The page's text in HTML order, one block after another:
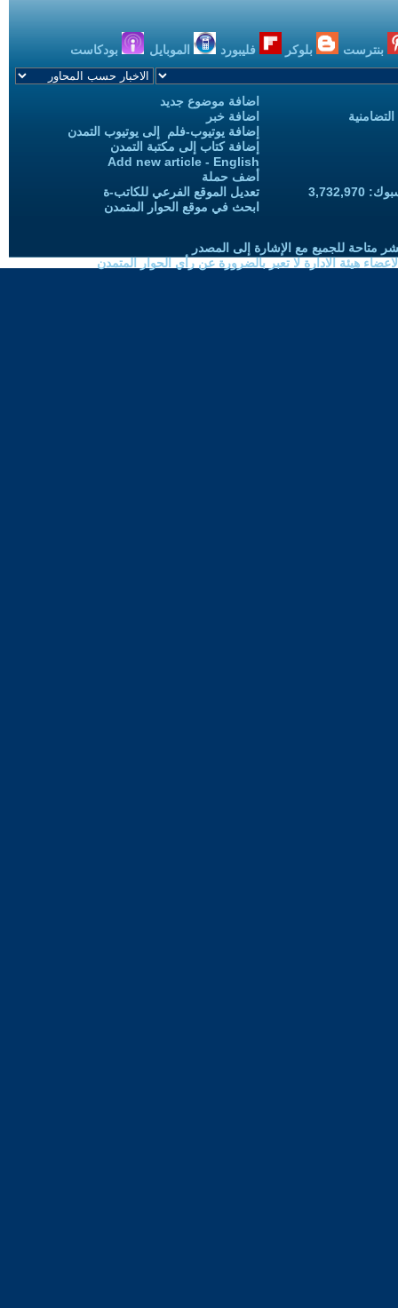
بنترست بلوكر فليبورد الموبايل بودكاست
اضافة موضوع جديد
اضافة خبر
إضافة يوتيوب-فلم إلى يوتيوب التمدن
إضافة كتاب إلى مكتبة التمدن
Add new article - English
أضف حملة
تعديل الموقع الفرعي للكاتب-ة
ابحث في موقع الحوار المتمدن
متاحة للجميع مع الإشارة إلى المصدر
هيئة الادارة لا تعبر بالضرورة عن رأي الحوار المتمدن